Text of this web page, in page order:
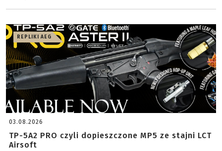
REPLIKI AEG
03.08.2026
TP-5A2 PRO czyli dopieszczone MP5 ze stajni LCT
Airsoft